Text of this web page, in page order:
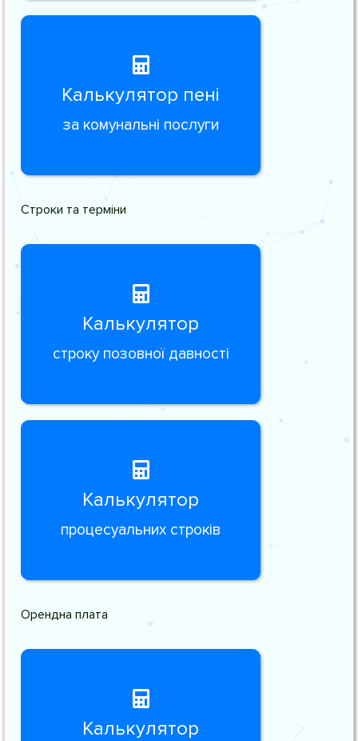
Калькулятор пені
за комунальні послуги
Строки та терміни
Калькулятор
строку позовної давності
Калькулятор
процесуальних строків
Орендна плата
Калькулятор